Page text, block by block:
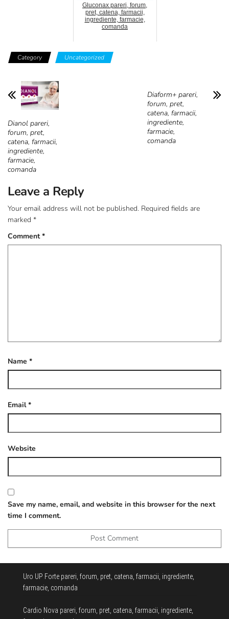
Gluconax pareri, forum,
pret, catena, farmacii,
ingrediente, farmacie,
comanda
Category Uncategorized
Dianol pareri,
forum, pret,
catena, farmacii,
ingrediente,
farmacie,
comanda
Diaform+ pareri,
forum, pret,
catena, farmacii,
ingrediente,
farmacie,
comanda
Leave a Reply
Your email address will not be published. Required fields are
marked *
Comment*
Name *
Email*
Website
Save my name, email, and website in this browser for the next
time I comment.
Uro UP Forte pareri, forum, pret, catena, farmacii, ingrediente,
farmacie, comanda
Cardio Nova pareri, forum, pret, catena, farmacii, ingrediente,